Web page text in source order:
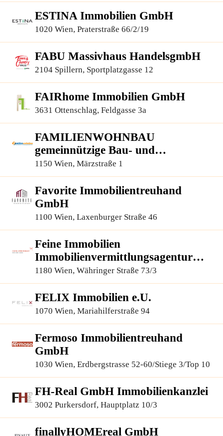
ESTINA Immobilien GmbH
1020 Wien, Praterstraße 66/2/19
FABU Massivhaus HandelsgmbH
2104 Spillern, Sportplatzgasse 12
FAIRhome Immobilien GmbH
3631 Ottenschlag, Feldgasse 3a
FAMILIENWOHNBAU
gemeinnützige Bau- und
Siedlungsges.m.b.H.
1150 Wien, Märzstraße 1
Favorite Immobilientreuhand
GmbH
1100 Wien, Laxenburger Straße 46
Feine Immobilien
Immobilienvermittlungsagentur
GmbH
1180 Wien, Währinger Straße 73/3
FELIX Immobilien e.U.
1070 Wien, Mariahilferstraße 94
Fermoso Immobilientreuhand
GmbH
1030 Wien, Erdbergstrasse 52-60/Stiege 3/Top 10
FH-Real GmbH Immobilienkanzlei
3002 Purkersdorf, Hauptplatz 10/3
finallyHOMEreal GmbH